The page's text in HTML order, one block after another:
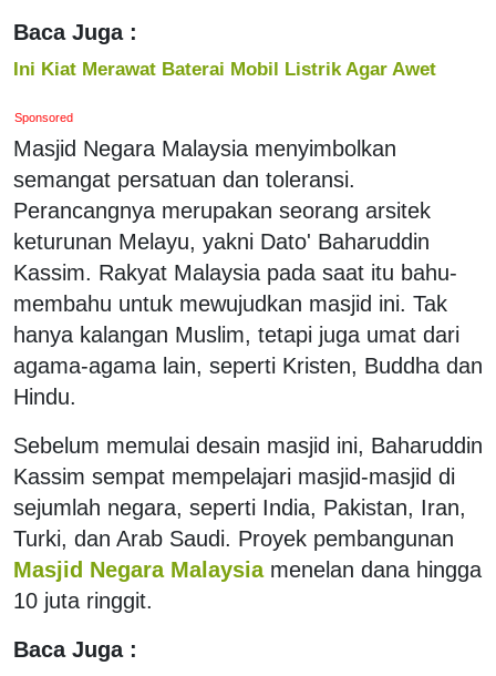
Baca Juga :
Ini Kiat Merawat Baterai Mobil Listrik Agar Awet
Sponsored
Masjid Negara Malaysia menyimbolkan
semangat persatuan dan toleransi.
Perancangnya merupakan seorang arsitek
keturunan Melayu, yakni Dato' Baharuddin
Kassim. Rakyat Malaysia pada saat itu bahu-
membahu untuk mewujudkan masjid ini. Tak
hanya kalangan Muslim, tetapi juga umat dari
agama-agama lain, seperti Kristen, Buddha dan
Hindu.
Sebelum memulai desain masjid ini, Baharuddin
Kassim sempat mempelajari masjid-masjid di
sejumlah negara, seperti India, Pakistan, Iran,
Turki, dan Arab Saudi. Proyek pembangunan
Masjid Negara Malaysia menelan dana hingga
10 juta ringgit.
Baca Juga :